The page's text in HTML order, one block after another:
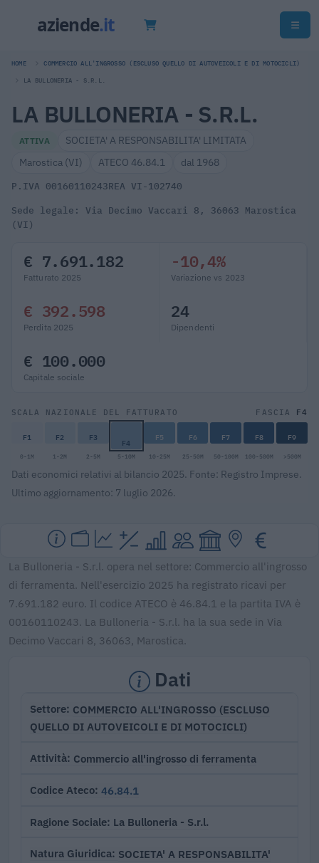
HOME COMMERCIO ALL'INGROSSO (ESCLUSO QUELLO DI AUTOVEICOLI E DI MOTOCICLI)
LA BULLONERIA - S.R.L.
LA BULLONERIA - S.R.L.
ATTIVA
SOCIETA' A RESPONSABILITA' LIMITATA
Marostica (VI)
ATECO 46.84.1 dal 1968
P.IVA 00160110243REA VI-102740
Sede legale: Via Decimo Vaccari 8, 36063 Marostica
(VI)
€ 7.691.182
Fatturato 2025
-10,4%
Variazione vs 2023
€ 392.598
Perdita 2025
24
Dipendenti
€ 100.000
Capitale sociale
SCALA NAZIONALE DEL FATTURATO FASCIA F4
F1 F2 F3 F4 F5 F6 F7 F8 F9
0-1M 1-2M 2-5M 5-10M 10-25M 25-50M 50-100M 100-500M >500M
Dati economici relativi al bilancio 2025. Fonte: Registro Imprese.
Ultimo aggiornamento: 7 luglio 2026.
La Bulloneria - S.r.l. opera nel settore: Commercio all'ingrosso
di ferramenta. Nell'esercizio 2025 ha registrato ricavi per
7.691.182 euro. Il codice ATECO è 46.84.1 e la partita IVA è
00160110243. La Bulloneria - S.r.l. ha la sua sede in Via
Decimo Vaccari 8, 36063, Marostica.
Dati
Settore COMMERCIO ALL'INGROSSO (ESCLUSO
QUELLO DI AUTOVEICOLI E DI MOTOCICLI)
Attività Commercio all'ingrosso di ferramenta
Codice Ateco 46.84.1
Ragione Sociale La Bulloneria - S.r.l.
Natura Giuridica SOCIETA' A RESPONSABILITA'